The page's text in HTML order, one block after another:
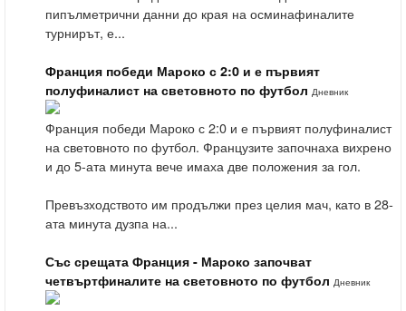
пипълметрични данни до края на осминафиналите
турнирът, е...
Франция победи Мароко с 2:0 и е първият
полуфиналист на световното по футбол Дневник
Франция победи Мароко с 2:0 и е първият полуфиналист
на световното по футбол. Французите започнаха вихрено
и до 5-ата минута вече имаха две положения за гол.
Превъзходството им продължи през целия мач, като в 28-
ата минута дузпа на...
Със срещата Франция - Мароко започват
четвъртфиналите на световното по футбол Дневник